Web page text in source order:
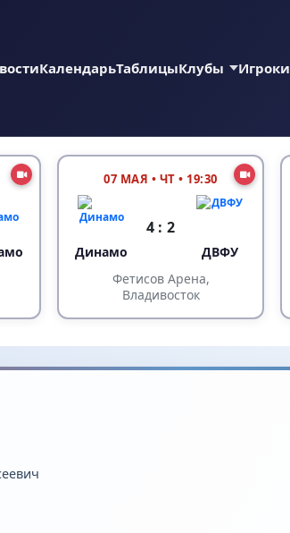
КалендарьТаблицыКлубы Игроки
07 МАЯ • ЧТ • 19:30
Динамо
4 : 2
ДВФУ
Фетисов Арена,
Владивосток